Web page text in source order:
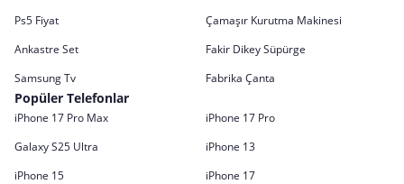
Ps5 Fiyat
Çamaşır Kurutma Makinesi
Ankastre Set
Fakir Dikey Süpürge
Samsung Tv
Fabrika Çanta
Popüler Telefonlar
iPhone 17 Pro Max
iPhone 17 Pro
Galaxy S25 Ultra
iPhone 13
iPhone 15
iPhone 17